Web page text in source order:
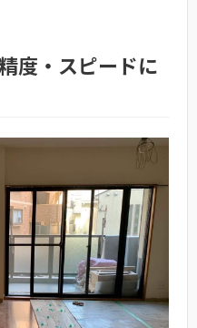
度・スピードに